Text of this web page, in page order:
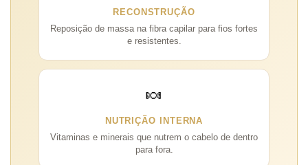
RECONSTRUÇÃO
Reposição de massa na fibra capilar para fios fortes
e resistentes.
🍬
NUTRIÇÃO INTERNA
Vitaminas e minerais que nutrem o cabelo de dentro
para fora.